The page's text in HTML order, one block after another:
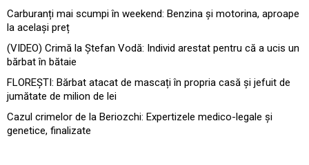
Carburanți mai scumpi în weekend: Benzina și motorina, aproape
la același preț
(VIDEO) Crimă la Ștefan Vodă: Individ arestat pentru că a ucis un
bărbat în bătaie
FLOREȘTI: Bărbat atacat de mascați în propria casă și jefuit de
jumătate de milion de lei
Cazul crimelor de la Beriozchi: Expertizele medico-legale și
genetice, finalizate